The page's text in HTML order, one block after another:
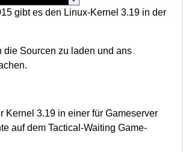
gibt es den Linux-Kernel 3.19 in der
die Sourcen zu laden und ans
Kernel 3.19 in einer für Gameserver
auf dem Tactical-Waiting Game-